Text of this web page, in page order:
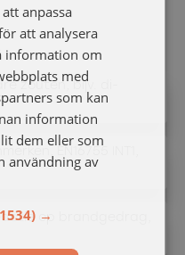
zouten, bijv. di-
op brandgedrag,
anpassa
att analysera
information om
med
som kan
information
dem eller som
användning av
→